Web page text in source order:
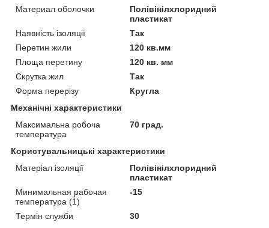
Материал оболочки
Полівінілхлоридний
пластикат
Наявність ізоляції
Так
Перетин жили
120 кв.мм
Площа перетину
120 кв. мм
Скрутка жил
Так
Форма перерізу
Кругла
Механічні характеристики
Максимальна робоча
температура
70 град.
Користувальницькі характеристики
Матеріал ізоляції
Полівінілхлоридний
пластикат
Минимальная рабочая
температура (1)
-15
Термін служби 30